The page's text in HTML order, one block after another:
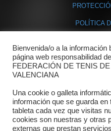
POLÍTICA
Dónde
Directorio
Formulario
Bienvenida/o a la
página web responsabilidad
FEDERACIÓN DE TENIS
VALENCIANA
Una cookie o galleta
información que se guarda en
tableta cada vez que visitas
cookies son nuestras y otras
externas que prestan